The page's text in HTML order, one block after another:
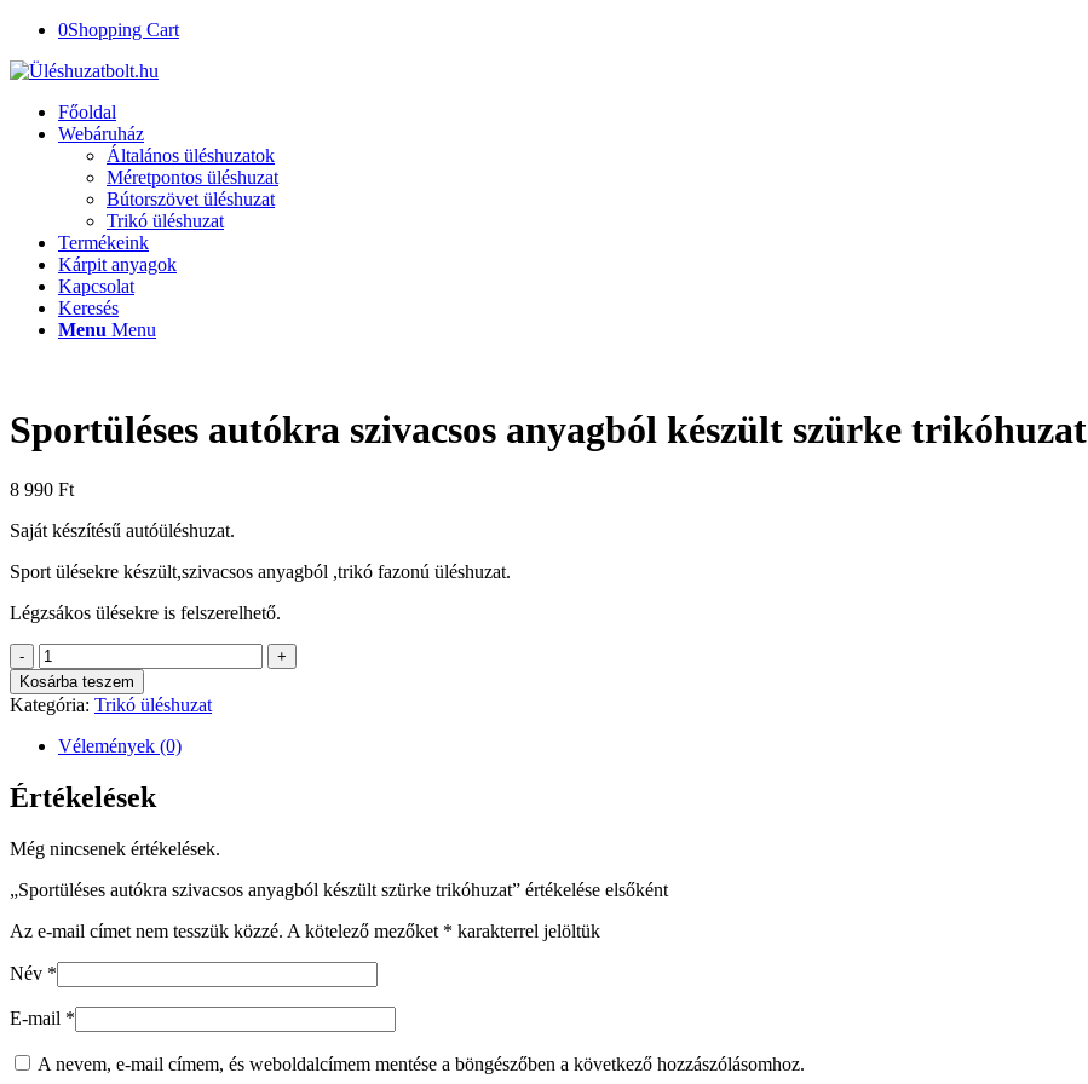
0Shopping Cart
Főoldal
Webáruház
Általános üléshuzatok
Méretpontos üléshuzat
Bútorszövet üléshuzat
Trikó üléshuzat
Termékeink
Kárpit anyagok
Kapcsolat
Keresés
Menu Menu
Sportüléses autókra szivacsos anyagból készült szürke trikóhuzat
8 990 Ft
Saját készítésű autóüléshuzat.
Sport ülésekre készült,szivacsos anyagból ,trikó fazonú üléshuzat.
Légzsákos ülésekre is felszerelhető.
-
Sportüléses
autókra
szivacsos
anyagból
készült
szürke
trikóhuzat
mennyiség
+
Kosárba teszem
Kategória: Trikó üléshuzat
Vélemények (0)
Értékelések
Még nincsenek értékelések.
„Sportüléses autókra szivacsos anyagból készült szürke trikóhuzat” értékelése elsőként
Az e-mail címet nem tesszük közzé. A kötelező mezőket * karakterrel jelöltük
Név *
E-mail *
A nevem, e-mail címem, és weboldalcímem mentése a böngészőben a következő hozzászólásomhoz.